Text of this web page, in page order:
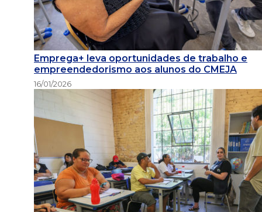
Emprega+ leva oportunidades de trabalho e
empreendedorismo aos alunos do CMEJA
16/01/2026